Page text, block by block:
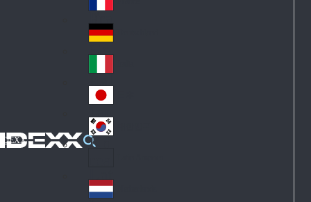
IDEXX
d
Fra
nc
e
Ge
an
y
Ital
y
Jap
an
Ko
Lat
in